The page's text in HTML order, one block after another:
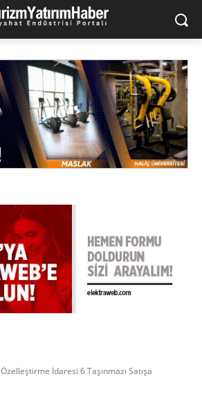
Özelleştirme İdaresi 6 Taşınmazı Satışa